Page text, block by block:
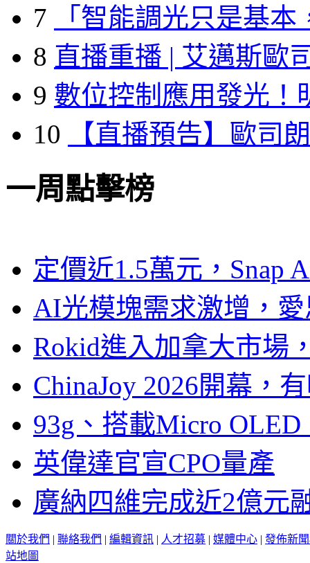
7
「智能調光只是基本
8 直播重播 | 艾邁斯歐
9 數位控制應用發光！
10
【直播預告】歐司
一周點擊榜
定價近1.5萬元，Snap
AI光模塊需求激增，
Rokid進入加拿大市場
ChinaJoy 2026開幕，
93g、搭載Micro
英偉達官宣CPO量產
廣納四維完成近2億元
關於我們 | 聯絡我們 | 編輯資訊 | 人才招募 | 媒體中心 | 發佈新
站地圖